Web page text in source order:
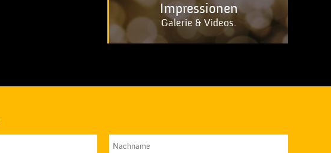
Impressionen
Galerie & Videos.